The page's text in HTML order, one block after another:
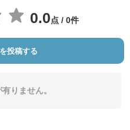
ゴードン・トゥート
0.0点 / 0件
投稿する
りません。